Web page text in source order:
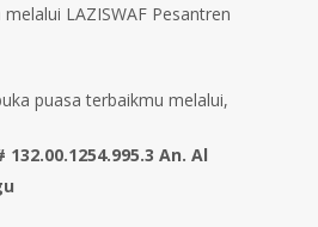
LAZISWAF Pesantren
puasa terbaikmu melalui,
An. Al